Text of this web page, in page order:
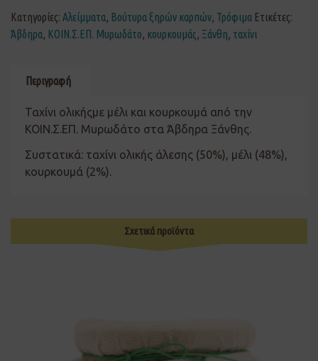
Κατηγορίες: Αλείμματα, Βούτυρα ξηρών καρπών, Τρόφιμα Ετικέτες:
Άβδηρα, ΚΟΙΝ.Σ.ΕΠ. Μυρωδάτο, κουρκουμάς, Ξάνθη, ταχίνι
Περιγραφή
Ταχίνι ολικήςμε μέλι και κουρκουμά από την
ΚΟΙΝ.Σ.ΕΠ. Μυρωδάτο στα Άβδηρα Ξάνθης.
Συστατικά: ταχίνι ολικής άλεσης (50%), μέλι (48%),
κουρκουμά (2%).
Σχετικά προϊόντα